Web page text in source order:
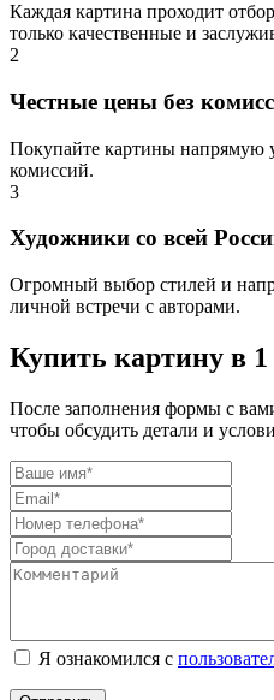
Каждая картина проходит
только качественные и
2
Честные цены без
Покупайте картины напрямую
комиссий.
3
Художники со всей
Огромный выбор стилей и
личной встречи с авторами.
Купить картину в
После заполнения формы с
чтобы обсудить детали и
Я ознакомился с